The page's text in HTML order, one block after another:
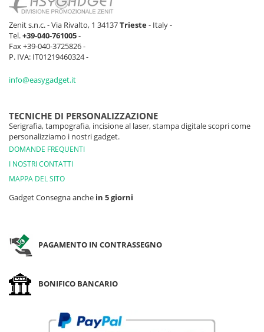
Zenit s.n.c. - Via Rivalto, 1 34137Trieste- Italy -
Tel.+39-040-761005-
Fax +39-040-3725826 -
P. IVA: IT01219460324 -
info@easygadget.it
TECNICHE DI PERSONALIZZAZIONE
Serigrafia, tampografia, incisione al laser, stampa digitale scopri come
personalizziamo i nostri gadget.
DOMANDE FREQUENTI
I NOSTRI CONTATTI
MAPPA DEL SITO
Gadget Consegna anche in 5 giorni
PAGAMENTO IN CONTRASSEGNO
BONIFICO BANCARIO